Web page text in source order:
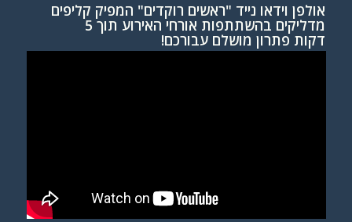
אולפן וידאו נייד "ראשים רוקדים" המפיק קליפים
מדליקים בהשתתפות אורחי האירוע תוך 5
דקות פתרון מושלם עבורכם!